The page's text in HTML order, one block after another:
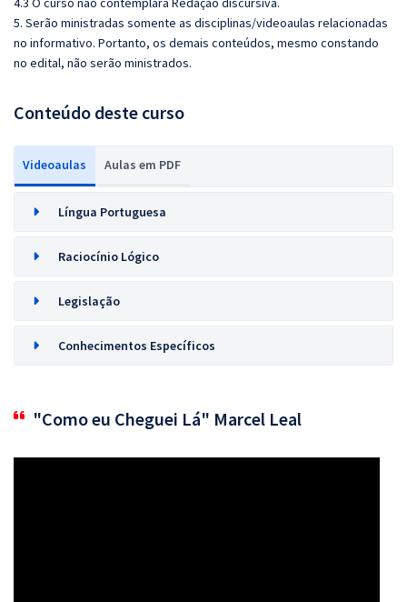
5. Serão ministradas somente as disciplinas/videoaulas relacionadas
no informativo. Portanto, os demais conteúdos, mesmo constando
no edital, não serão ministrados.
Conteúdo deste curso
Videoaulas Aulas em PDF
Língua Portuguesa
Raciocínio Lógico
Legislação
Conhecimentos Específicos
"Como eu Cheguei Lá" Marcel Leal